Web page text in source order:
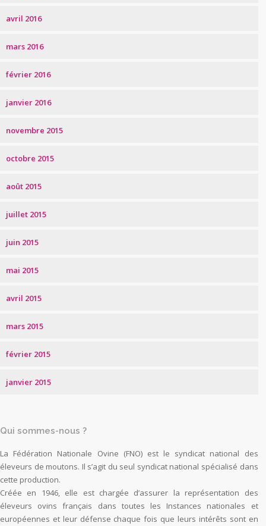
avril 2016
mars 2016
février 2016
janvier 2016
novembre 2015
octobre 2015
août 2015
juillet 2015
juin 2015
mai 2015
avril 2015
mars 2015
février 2015
janvier 2015
Qui sommes-nous ?
La Fédération Nationale Ovine (FNO) est le syndicat national des
éleveurs de moutons. Il s’agit du seul syndicat national spécialisé dans
cette production.
Créée en 1946, elle est chargée d’assurer la représentation des
éleveurs ovins français dans toutes les Instances nationales et
européennes et leur défense chaque fois que leurs intérêts sont en